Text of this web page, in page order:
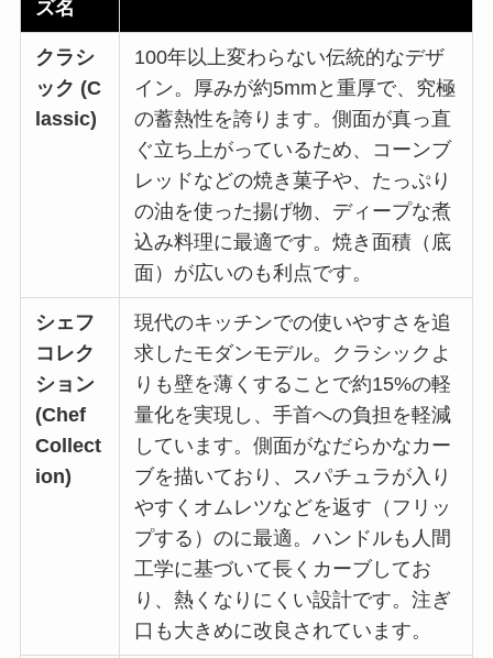
ズ名
クラシ
ック (C
lassic)
100年以上変わらない伝統的なデザ
イン。厚みが約5mmと重厚で、究極
の蓄熱性を誇ります。側面が真っ直
ぐ立ち上がっているため、コーンブ
レッドなどの焼き菓子や、たっぷり
の油を使った揚げ物、ディープな煮
込み料理に最適です。焼き面積（底
面）が広いのも利点です。
シェフ
コレク
ション
(Chef
Collect
ion)
現代のキッチンでの使いやすさを追
求したモダンモデル。クラシックよ
りも壁を薄くすることで約15%の軽
量化を実現し、手首への負担を軽減
しています。側面がなだらかなカー
ブを描いており、スパチュラが入り
やすくオムレツなどを返す（フリッ
プする）のに最適。ハンドルも人間
工学に基づいて長くカーブしてお
り、熱くなりにくい設計です。注ぎ
口も大きめに改良されています。